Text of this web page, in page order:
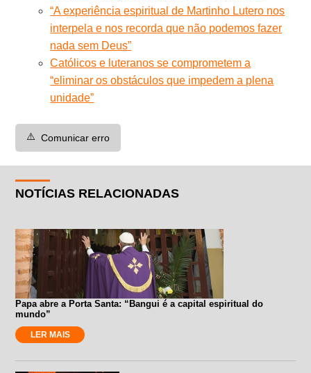
“A experiência espiritual de Martinho Lutero nos
interpela e nos recorda que não podemos fazer
nada sem Deus”
Católicos e luteranos se comprometem a
“eliminar os obstáculos que impedem a plena
unidade”
⚠️ Comunicar erro
NOTÍCIAS RELACIONADAS
Papa abre a Porta Santa: “Bangui é a capital espiritual do
mundo”
LER MAIS